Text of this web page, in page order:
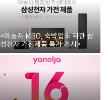
<야놀자 MRO, 숙박업소 위한 삼
성전자 가전제품 특가 개시>